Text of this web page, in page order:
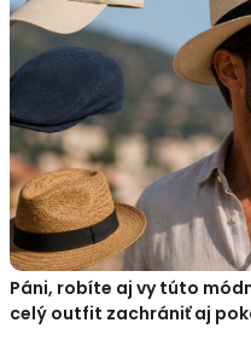
Páni, robíte aj vy túto
celý outfit zachrániť aj